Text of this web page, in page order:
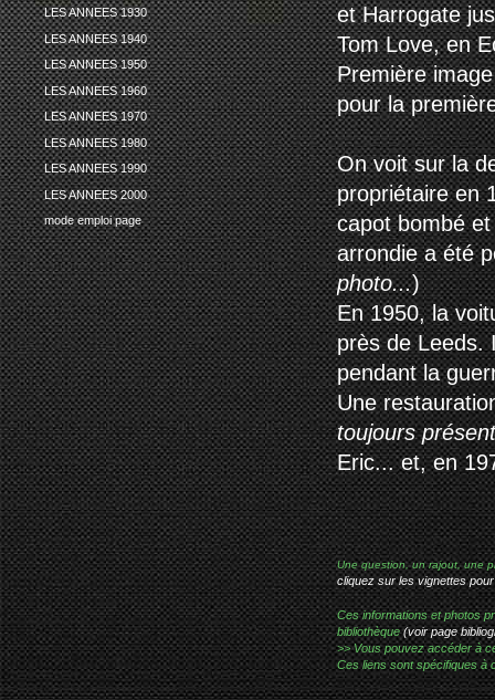
LES ANNEES 1930
LES ANNEES 1940
LES ANNEES 1950
LES ANNEES 1960
LES ANNEES 1970
LES ANNEES 1980
LES ANNEES 1990
LES ANNEES 2000
mode emploi page
et Harrogate
Tom Love, en
Première
pour la
On voit sur la
propriétaire en
capot bombé
arrondie a été
photo...)
En 1950, la
près de Leeds.
pendant la
Une
toujours
Eric... et, en
Une question, un rajout, une
cliquez sur les vignettes
Ces informations et photos
bibliothèque(voir page
>> Vous pouvez accéder à
Ces liens sont spécifiques à